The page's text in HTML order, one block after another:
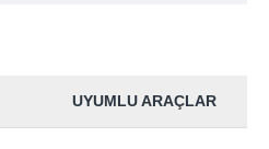
UYUMLU ARAÇLAR